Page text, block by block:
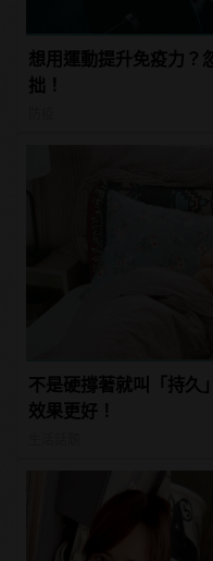
想用運動提升免疫力？
拙！
不是硬撐著就叫「持久
效果更好！